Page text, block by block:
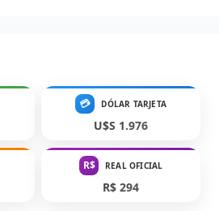
💳 DÓLAR TARJETA
U$S 1.976
R$ REAL OFICIAL
R$ 294